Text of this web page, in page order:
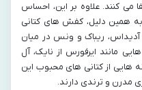
کنند. علاوه بر این، احساس
به همین دلیل، کفش‌ های کتانی
آدیداس، ریباک و ونس در میان
مانند ایرفورس از نایک، آل
هایی از کتانی‌ های محبوب این
مدرن و ترندی دارند.